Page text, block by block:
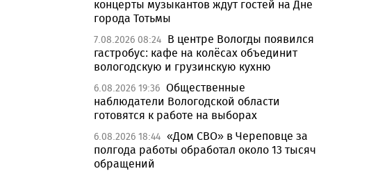
концерты музыкантов ждут гостей на Дне
города Тотьмы
7.08.2026 08:24 В центре Вологды появился
гастробус: кафе на колёсах объединит
вологодскую и грузинскую кухню
6.08.2026 19:36 Общественные
наблюдатели Вологодской области
готовятся к работе на выборах
6.08.2026 18:44 «Дом СВО» в Череповце за
полгода работы обработал около 13 тысяч
обращений